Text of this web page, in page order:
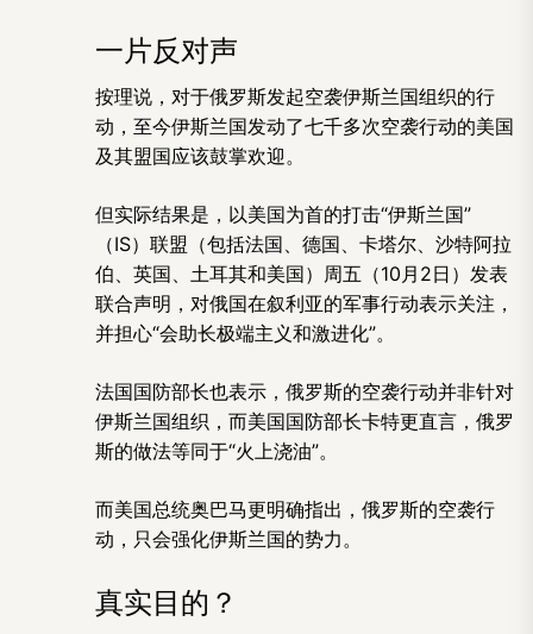
一片反对声
按理说，对于俄罗斯发起空袭伊斯兰国组织的行
动，至今伊斯兰国发动了七千多次空袭行动的美国
及其盟国应该鼓掌欢迎。
但实际结果是，以美国为首的打击“伊斯兰国”
（IS）联盟（包括法国、德国、卡塔尔、沙特阿拉
伯、英国、土耳其和美国）周五（10月2日）发表
联合声明，对俄国在叙利亚的军事行动表示关注，
并担心“会助长极端主义和激进化”。
法国国防部长也表示，俄罗斯的空袭行动并非针对
伊斯兰国组织，而美国国防部长卡特更直言，俄罗
斯的做法等同于“火上浇油”。
而美国总统奥巴马更明确指出，俄罗斯的空袭行
动，只会强化伊斯兰国的势力。
真实目的？